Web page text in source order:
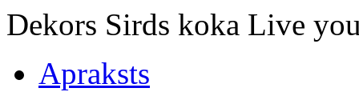
Dekors Sirds koka Live
Apraksts